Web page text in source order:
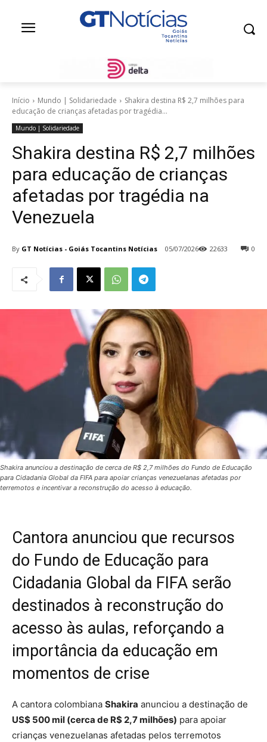
Início Mundo | Solidariedade
Shakira destina R$ 2,7 milhões para
educação de crianças afetadas por tragédia...
Mundo | Solidariedade
Shakira destina R$ 2,7 milhões
para educação de crianças
afetadas por tragédia na
Venezuela
By GT Notícias - Goiás Tocantins Notícias 05/07/2026 0
22633
Shakira anunciou a destinação de cerca de R$ 2,7 milhões do Fundo de Educação
para Cidadania Global da FIFA para apoiar crianças venezuelanas afetadas por
terremotos e incentivar a reconstrução do acesso à educação.
Cantora anunciou que recursos
do Fundo de Educação para
Cidadania Global da FIFA serão
destinados à reconstrução do
acesso às aulas, reforçando a
importância da educação em
momentos de crise
A cantora colombiana Shakira anunciou a destinação de
US$ 500 mil (cerca de R$ 2,7 milhões) para apoiar
crianças venezuelanas afetadas pelos terremotos